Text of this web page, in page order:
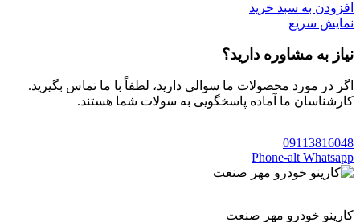
افزودن به سبد خرید
نمایش سریع
نیاز به مشاوره دارید؟
اگر در مورد محصولات ما سوالی دارید، لطفاً با ما تماس بگیرید.
کارشناسان ما آماده پاسخگویی به سولات شما هستند.
09113816048
Phone-alt Whatsapp
کارینو خودرو مهر صنعت